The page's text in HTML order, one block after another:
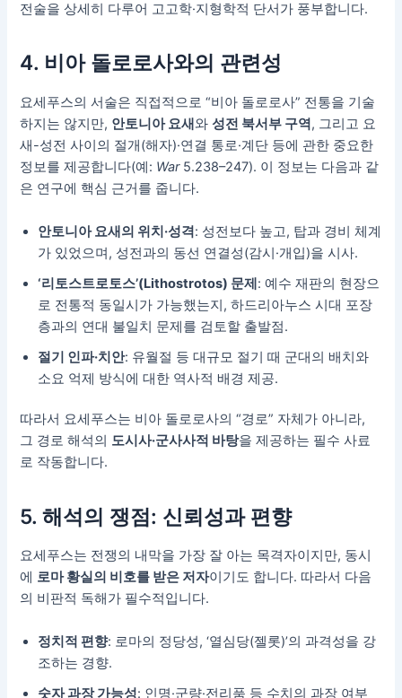
전술을 상세히 다루어 고고학·지형학적 단서가 풍부합니다.
4. 비아 돌로로사와의 관련성
요세푸스의 서술은 직접적으로 “비아 돌로로사” 전통을 기술
하지는 않지만, 안토니아 요새와성전 북서부 구역, 그리고 요
새-성전 사이의 절개(해자)·연결 통로·계단 등에 관한 중요한
정보를 제공합니다(예: War5.238–247). 이 정보는 다음과 같
은 연구에 핵심 근거를 줍니다.
안토니아 요새의 위치·성격: 성전보다 높고, 탑과 경비 체계
가 있었으며, 성전과의 동선 연결성(감시·개입)을 시사.
‘리토스트로토스’(Lithostrotos) 문제: 예수 재판의 현장으
로 전통적 동일시가 가능했는지, 하드리아누스 시대 포장
층과의 연대 불일치 문제를 검토할 출발점.
절기 인파·치안: 유월절 등 대규모 절기 때 군대의 배치와
소요 억제 방식에 대한 역사적 배경 제공.
따라서 요세푸스는 비아 돌로로사의 “경로” 자체가 아니라,
그 경로 해석의 도시사·군사사적 바탕을 제공하는 필수 사료
로 작동합니다.
5. 해석의 쟁점: 신뢰성과 편향
요세푸스는 전쟁의 내막을 가장 잘 아는 목격자이지만, 동시
에 로마 황실의 비호를 받은 저자이기도 합니다. 따라서 다음
의 비판적 독해가 필수적입니다.
정치적 편향: 로마의 정당성, ‘열심당(젤롯)’의 과격성을 강
조하는 경향.
숫자 과장 가능성: 인명·군량·전리품 등 수치의 과장 여부